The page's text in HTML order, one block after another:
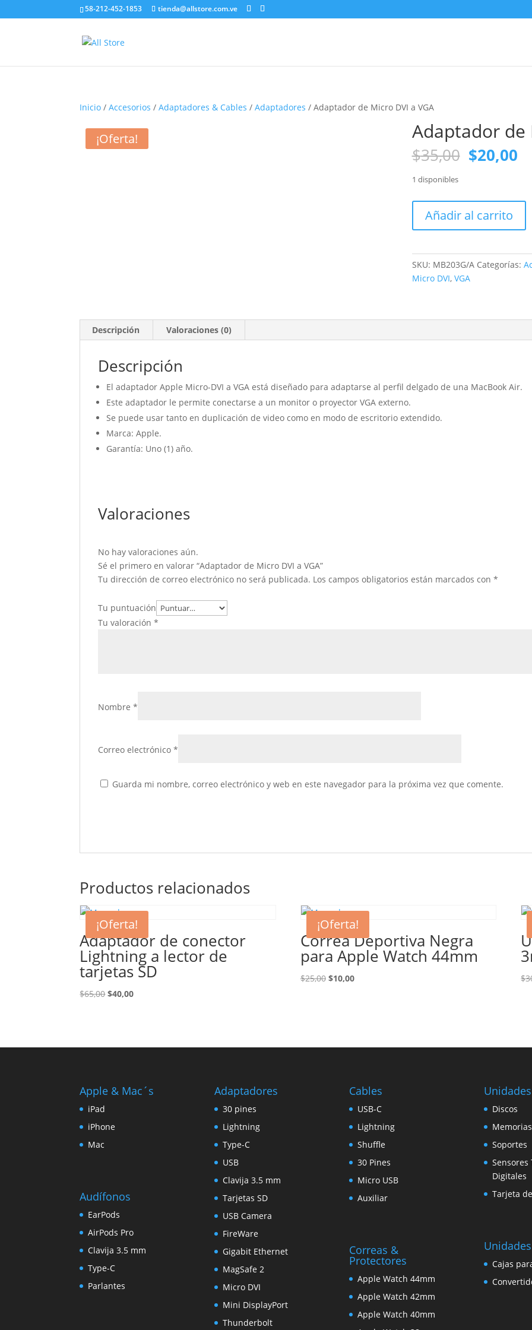
58-212-452-1853 tienda@allstore.com.ve
Inicio /Accesorios /Adaptadores & Cables /Adaptadores / Adaptador de Micro DVI a VGA
¡Oferta! Adaptador de
$35,00 El
precio
era:
$35,00.
$20,00El
es:
1 disponibles
Micro
a
VGA
Añadir al carrito
SKU: MB203G/A Categorías:
Micro DVI, VGA
Descripción Valoraciones (0)
Descripción
El adaptador Apple Micro-DVI a VGA está diseñado para adaptarse al perfil delgado de una MacBook Air.
Este adaptador le permite conectarse a un monitor o proyector VGA externo.
Se puede usar tanto en duplicación de video como en modo de escritorio extendido.
Marca: Apple.
Garantía: Uno (1) año.
Valoraciones
No hay valoraciones aún.
Sé el primero en valorar “Adaptador de Micro DVI a VGA”
Tu dirección de correo electrónico no será publicada. Los campos obligatorios están marcados con*
Tu puntuación
Tu valoración*
Nombre*
Correo electrónico*
Guarda mi nombre, correo electrónico y web en este navegador para la próxima vez que comente.
Productos relacionados
¡Oferta!
Adaptador de conector
Lightning a lector de
tarjetas SD
$65,00El
$65,00.
$40,00El
$40,00.
¡Oferta!
Correa Deportiva Negra
para Apple Watch 44mm
$25,00 El
$10,00El
$
Apple & Mac´s
iPad
iPhone
Mac
Audífonos
EarPods
AirPods Pro
Clavija 3.5 mm
Type-C
Parlantes
Adaptadores
30 pines
Lightning
Type-C
USB
Clavija 3.5 mm
Tarjetas SD
USB Camera
FireWare
Gigabit Ethernet
MagSafe 2
Micro DVI
Mini DisplayPort
Thunderbolt
Cables
USB-C
Lightning
Shuffle
30 Pines
Micro USB
Auxiliar
Correas &
Protectores
Apple Watch 44mm
Apple Watch 42mm
Apple Watch 40mm
Discos
Memorias
Soportes
Sensores
Digitales
Tarjeta
Cajas